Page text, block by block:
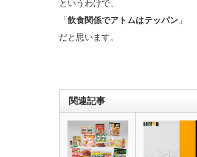
というわけで、
「飲食関係でアトムはテッパン 」
だと思います。
関連記事